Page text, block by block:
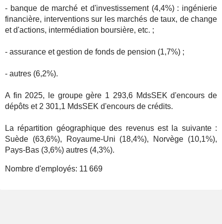
- banque de marché et d'investissement (4,4%) : ingénierie
financière, interventions sur les marchés de taux, de change
et d'actions, intermédiation boursière, etc. ;
- assurance et gestion de fonds de pension (1,7%) ;
- autres (6,2%).
A fin 2025, le groupe gère 1 293,6 MdsSEK d'encours de
dépôts et 2 301,1 MdsSEK d'encours de crédits.
La répartition géographique des revenus est la suivante :
Suède (63,6%), Royaume-Uni (18,4%), Norvège (10,1%),
Pays-Bas (3,6%) autres (4,3%).
Nombre d'employés: 11 669